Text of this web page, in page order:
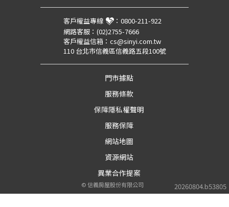
20260804.b53805
客戶權益專線 ： 0800-211-922
網路客服： (02)2755-7666
客戶權益信箱： cs@sinyi.com.tw
110 台北市信義區信義路五段100號
門市據點
服務條款
保障隱私權聲明
服務保障
網站地圖
資源網站
異業合作提案
©信義房屋股份有限公司